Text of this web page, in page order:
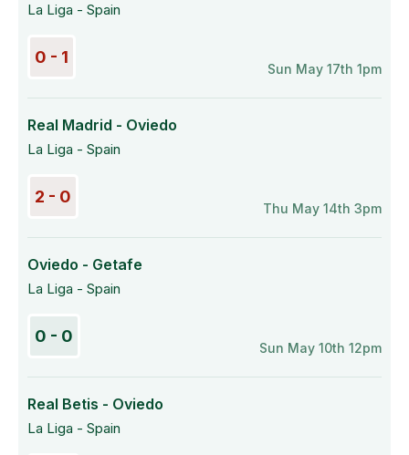
La Liga - Spain
0 - 1
Sun May 17th 1pm
Real Madrid - Oviedo
La Liga - Spain
2 - 0
Thu May 14th 3pm
Oviedo - Getafe
La Liga - Spain
0 - 0
Sun May 10th 12pm
Real Betis - Oviedo
La Liga - Spain